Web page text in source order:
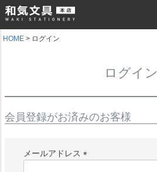
HOME ログイン
ログイン
会員登録がお済みのお客様
メールアドレス